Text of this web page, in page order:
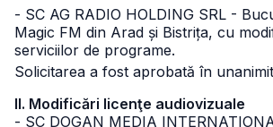
- SC AG RADIO HOLDING SRL -
Magic FM din Arad și Bistrița, cu
serviciilor de programe.
Solicitarea a fost aprobată în
II. Modificări licenţe audiovizuale
- SC DOGAN MEDIA